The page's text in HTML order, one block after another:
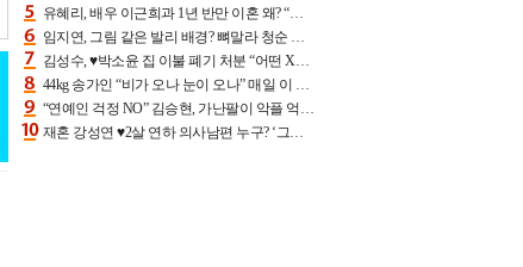
유혜리, 배우 이근희과 1년 반만 이혼 왜? “식칼 꽂고 의자 던져” 충격 폭로(특종)[어제TV]
임지연, 그림 같은 발리 배경? 뼈말라 청순 비키니 핏에 상대 안 되네
김성수, ♥박소윤 집 이불 폐기 처분 “어떤 X이랑 썼을지 몰라” 질투(신랑수업2)[어제TV]
44kg 송가인 “비가 오나 눈이 오나” 매일 이 운동, 허벅지 근육량 상승+체지방 감소
“연예인 걱정 NO” 김승현, 가난팔이 악플 억울할만‥아내+딸과 日 여행
재혼 강성연 ♥2살 연하 의사남편 누구? ‘그알’ 자문의에 훈남 비주얼 초엘리트 스펙 [종합]